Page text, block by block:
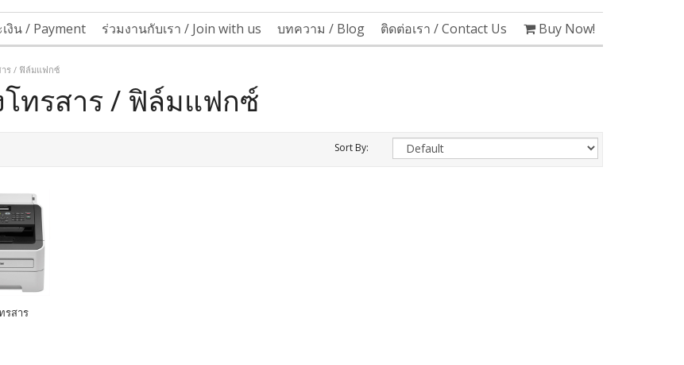
งิน / Payment ร่วมงานกับเรา / Join with us บทความ / Blog ติดต่อเรา / Contact Us Buy Now!
าร / ฟิล์มแฟกซ์
โทรสาร / ฟิล์มแฟกซ์
Sort By:
รสาร